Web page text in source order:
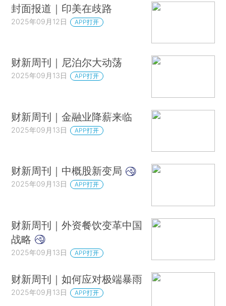
封面报道｜印美在歧路
2025年09月12日 APP打开
财新周刊｜尼泊尔大动荡
2025年09月13日 APP打开
财新周刊｜金融业降薪来临
2025年09月13日 APP打开
财新周刊｜中概股新变局
2025年09月13日 APP打开
财新周刊｜外资餐饮变革中国
战略
2025年09月13日 APP打开
财新周刊｜如何应对极端暴雨
2025年09月13日 APP打开